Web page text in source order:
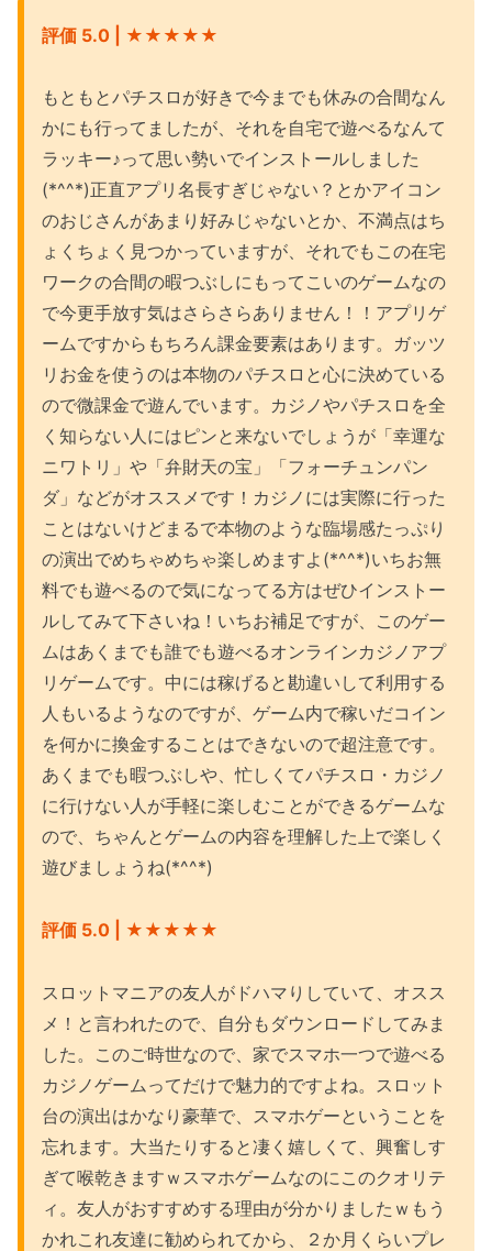
評価 5.0 | ★★★ ★★
もともとパチスロが好きで今までも休みの合間なん
かにも行ってましたが、それを自宅で遊べるなんて
ラッキー♪って思い勢いでインストールしました
(*^^*)正直アプリ名長すぎじゃない？とかアイコン
のおじさんがあまり好みじゃないとか、不満点はち
ょくちょく見つかっていますが、それでもこの在宅
ワークの合間の暇つぶしにもってこいのゲームなの
で今更手放す気はさらさらありません！！アプリゲ
ームですからもちろん課金要素はあります。ガッツ
リお金を使うのは本物のパチスロと心に決めている
ので微課金で遊んでいます。カジノやパチスロを全
く知らない人にはピンと来ないでしょうが「幸運な
ニワトリ」や「弁財天の宝」「フォーチュンパン
ダ」などがオススメです！カジノには実際に行った
ことはないけどまるで本物のような臨場感たっぷり
の演出でめちゃめちゃ楽しめますよ(*^^*)いちお無
料でも遊べるので気になってる方はぜひインストー
ルしてみて下さいね！いちお補足ですが、このゲー
ムはあくまでも誰でも遊べるオンラインカジノアプ
リゲームです。中には稼げると勘違いして利用する
人もいるようなのですが、ゲーム内で稼いだコイン
を何かに換金することはできないので超注意です。
あくまでも暇つぶしや、忙しくてパチスロ・カジノ
に行けない人が手軽に楽しむことができるゲームな
ので、ちゃんとゲームの内容を理解した上で楽しく
遊びましょうね(*^^*)
評価 5.0 | ★★★ ★★
スロットマニアの友人がドハマりしていて、オスス
メ！と言われたので、自分もダウンロードしてみま
した。このご時世なので、家でスマホ一つで遊べる
カジノゲームってだけで魅力的ですよね。スロット
台の演出はかなり豪華で、スマホゲーということを
忘れます。大当たりすると凄く嬉しくて、興奮しす
ぎて喉乾きますｗスマホゲームなのにこのクオリテ
ィ。友人がおすすめする理由が分かりましたｗもう
かれこれ友達に勧められてから、２か月くらいプレ